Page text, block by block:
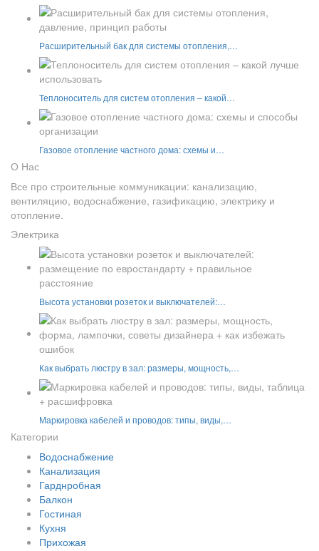
Расширительный бак для системы отопления,…
Теплоноситель для систем отопления – какой…
Газовое отопление частного дома: схемы и…
О Нас
Все про строительные коммуникации: канализацию,
вентиляцию, водоснабжение, газификацию, электрику и
отопление.
Электрика
Высота установки розеток и выключателей:…
Как выбрать люстру в зал: размеры, мощность,…
Маркировка кабелей и проводов: типы, виды,…
Категории
Водоснабжение
Канализация
Гарднробная
Балкон
Гостиная
Кухня
Прихожая